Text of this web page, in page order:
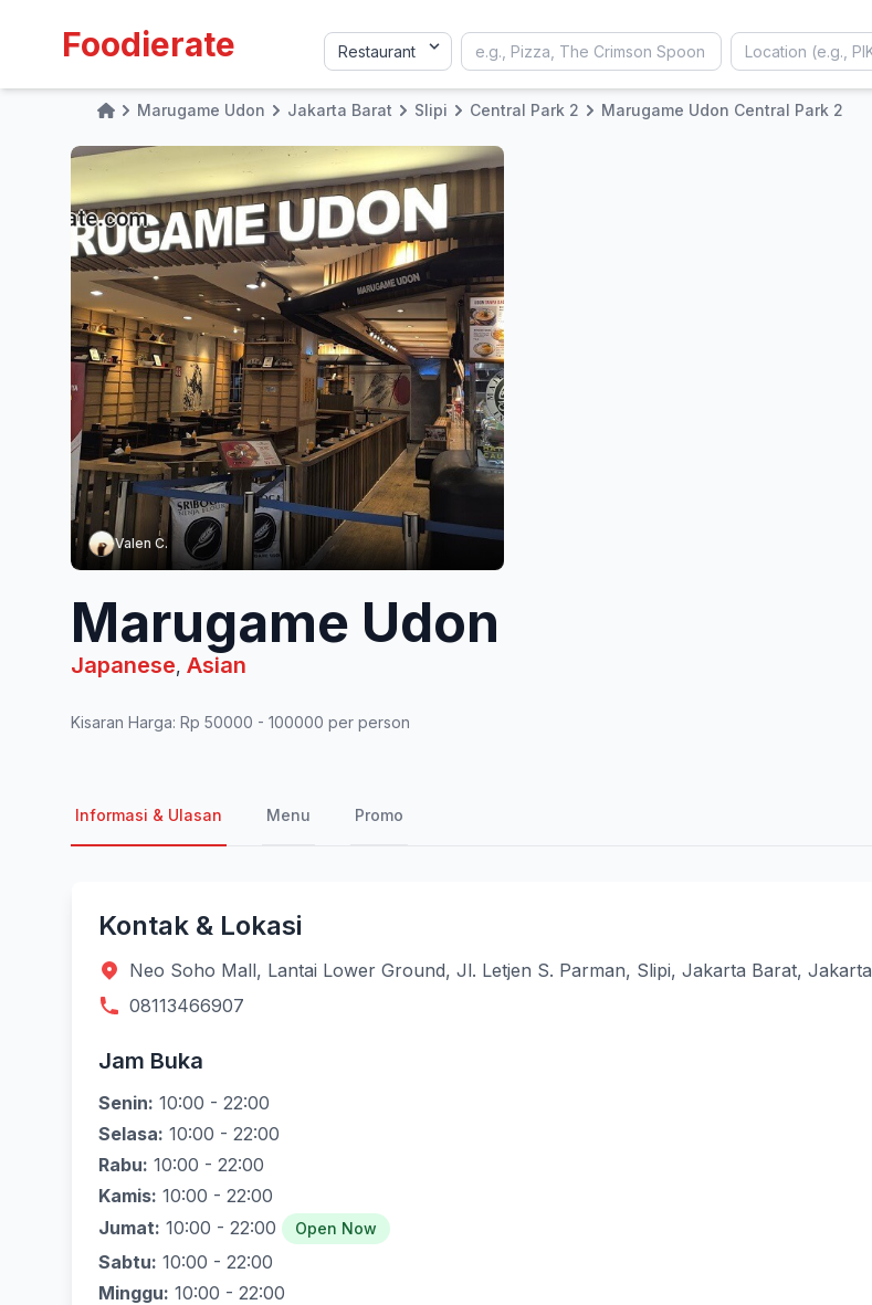
Foodierate
HomeMarugame Udon Jakarta Barat Slipi Central Park 2 Marugame Udon Central Park 2
Valen C.
Marugame Udon
Japanese, Asian
Kisaran Harga: Rp 50000 - 100000 per person
Informasi & Ulasan Menu Promo
Kontak & Lokasi
Neo Soho Mall, Lantai Lower Ground, Jl. Letjen S. Parman, Slipi, Jakarta Barat, Jakarta
08113466907
Jam Buka
Senin: 10:00 - 22:00
Selasa: 10:00 - 22:00
Rabu: 10:00 - 22:00
Kamis: 10:00 - 22:00
Jumat: 10:00 - 22:00 Open Now
Sabtu: 10:00 - 22:00
Minggu: 10:00 - 22:00